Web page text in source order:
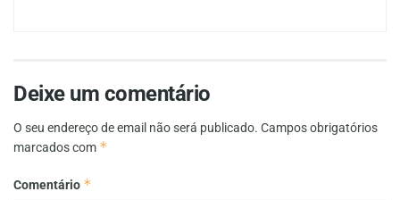
Deixe um comentário
O seu endereço de email não será publicado. Campos obrigatórios
marcados com *
Comentário *